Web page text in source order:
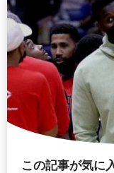
この記事が気に